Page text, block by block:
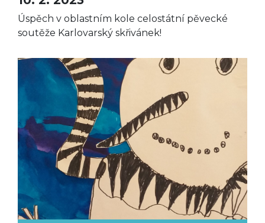
Úspěch v oblastním kole celostátní pěvecké
soutěže Karlovarský skřivánek!